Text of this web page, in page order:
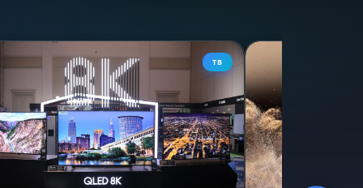
ТВ